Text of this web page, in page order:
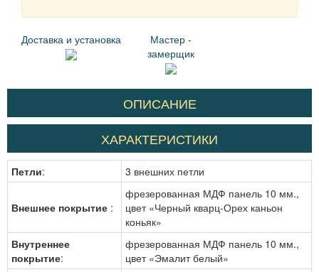
Доставка и установка
Мастер -
замерщик
ОПИСАНИЕ
ХАРАКТЕРИСТИКИ
Петли: 3 внешних петли
Внешнее покрытие :
фрезерованная МДФ панель 10 мм.,
цвет «Черный кварц-Орех каньон
коньяк»
Внутреннее
покрытие:
фрезерованная МДФ панель 10 мм.,
цвет «Эмалит белый»